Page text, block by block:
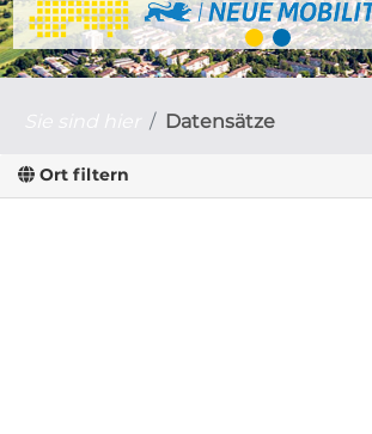
Datensätze
Ort filtern